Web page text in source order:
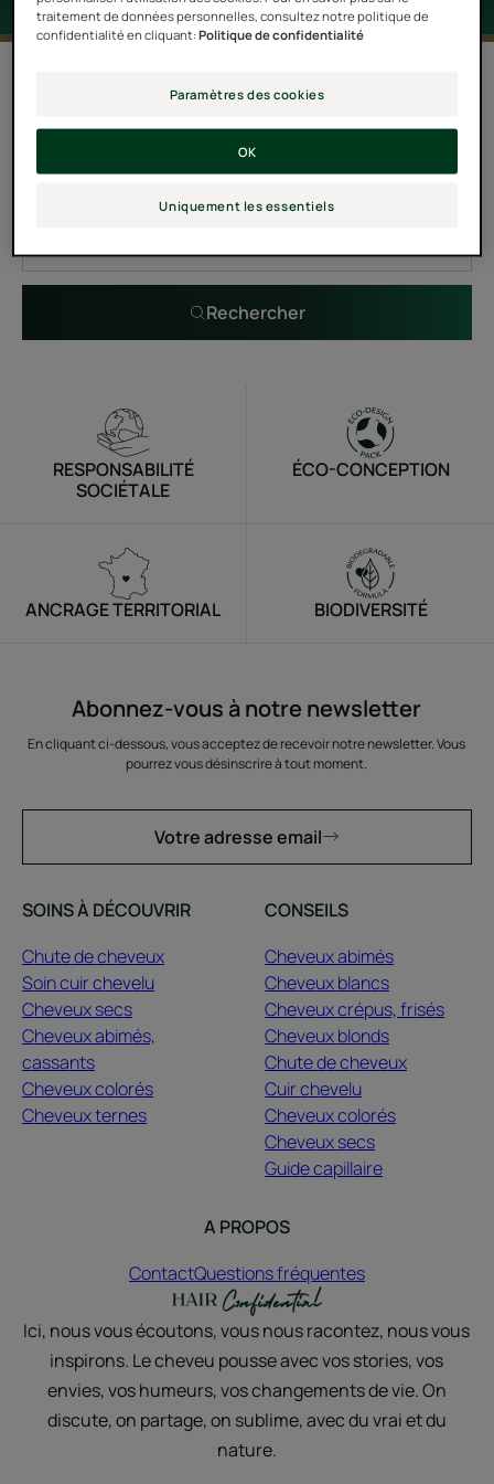
Rechercher
RESPONSABILITÉ
SOCIÉTALE
ÉCO-CONCEPTION
ANCRAGE TERRITORIAL BIODIVERSITÉ
Abonnez-vous à notre newsletter
En cliquant ci-dessous, vous acceptez de recevoir notre newsletter. Vous
pourrez vous désinscrire à tout moment.
Votre adresse email
SOINS À DÉCOUVRIR
Chute de cheveux
Soin cuir chevelu
Cheveux secs
Cheveux abimés,
cassants
Cheveux colorés
Cheveux ternes
CONSEILS
Cheveux abimés
Cheveux blancs
Cheveux crépus, frisés
Cheveux blonds
Chute de cheveux
Cuir chevelu
Cheveux colorés
Cheveux secs
Guide capillaire
A PROPOS
ContactQuestions fréquentes
Ici, nous vous écoutons, vous nous racontez, nous vous
inspirons. Le cheveu pousse avec vos stories, vos
envies, vos humeurs, vos changements de vie. On
discute, on partage, on sublime, avec du vrai et du
nature.
traitement de données personnelles, consultez notre politique de
confidentialité en cliquant:Politique de confidentialité
Paramètres des cookies
Uniquement les essentiels
OK